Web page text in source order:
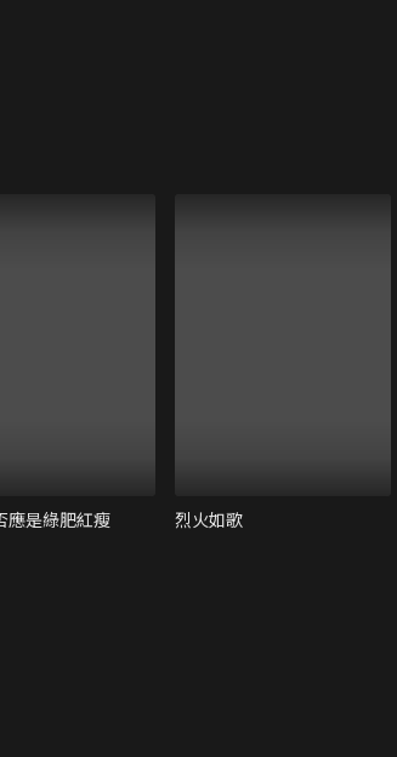
應是綠肥紅瘦 烈火如歌